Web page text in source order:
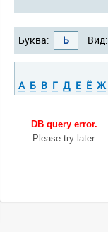
Буква: Ь Вид:
А Б В Г Д Е Ё Ж
DB query error.
Please try later.